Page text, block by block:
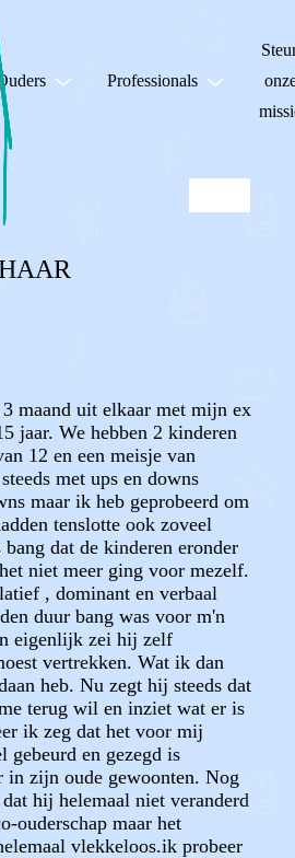
Professionals
maand uit elkaar met mijn ex
jaar. We hebben 2 kinderen
12 en een meisje van
met ups en downs
maar ik heb geprobeerd om
tenslotte ook zoveel
dat de kinderen eronder
niet meer ging voor mezelf.
, dominant en verbaal
duur bang was voor m'n
eigenlijk zei hij zelf
vertrekken. Wat ik dan
heb. Nu zegt hij steeds dat
terug wil en inziet wat er is
ik zeg dat het voor mij
gebeurd en gezegd is
in zijn oude gewoonten. Nog
hij helemaal niet veranderd
ouderschap maar het
vlekkeloos.ik probeer